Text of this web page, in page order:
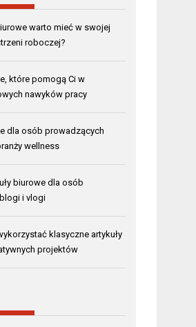
warto mieć w swojej
roboczej?
które pomogą Ci w
nawyków pracy
dla osób prowadzących
wellness
biurowe dla osób
i vlogi
klasyczne artykuły
projektów